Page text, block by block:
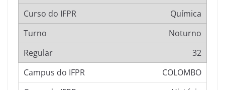
Química
Noturno
32
COLOMBO